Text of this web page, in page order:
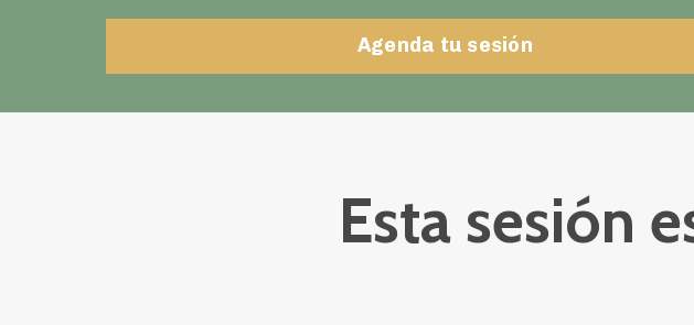
Agenda tu sesión
Esta sesión